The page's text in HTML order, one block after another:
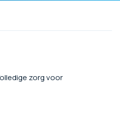
zorg voor